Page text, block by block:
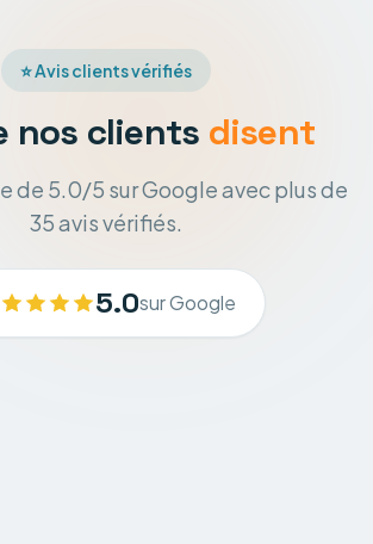
⭐ Avis clients vérifiés
nos clients disent
de 5.0/5 sur Google avec plus de
35 avis vérifiés.
5.0sur Google